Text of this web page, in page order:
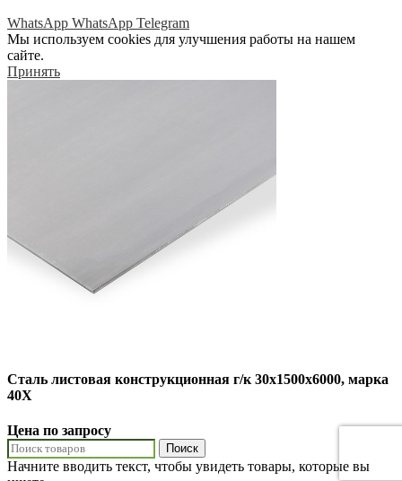
WhatsApp WhatsApp Telegram
Мы используем cookies для улучшения работы на нашем
сайте.
Принять
Сталь листовая конструкционная г/к 30х1500х6000, марка
40Х
Цена по запросу
Поиск
Начните вводить текст, чтобы увидеть товары, которые вы